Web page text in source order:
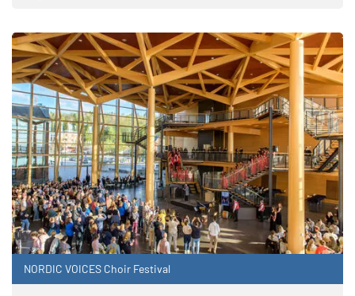
NORDIC VOICES Choir Festival